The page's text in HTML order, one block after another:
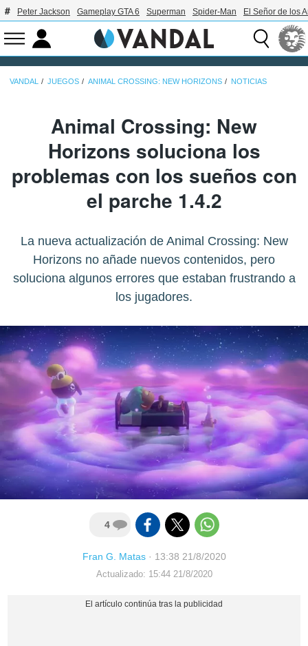
Peter Jackson Gameplay GTA 6 Superman Spider-Man El Señor de los
VANDAL JUEGOS ANIMAL CROSSING: NEW HORIZONS NOTICIAS
Animal Crossing: New
Horizons soluciona los
problemas con los sueños con
el parche 1.4.2
La nueva actualización de Animal Crossing: New
Horizons no añade nuevos contenidos, pero
soluciona algunos errores que estaban frustrando a
los jugadores.
4
Fran G. Matas· 13:38 21/8/2020
Actualizado: 15:44 21/8/2020